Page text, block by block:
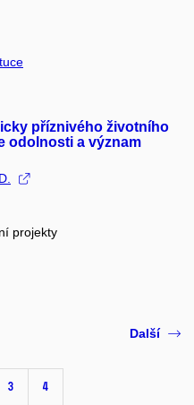
příznivého životního
odolnosti a význam
projekty
3 4
Další